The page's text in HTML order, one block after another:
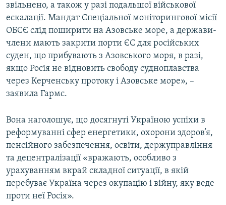
звільнено, а також у разі подальшої військової
ескалації. Мандат Спеціальної моніторингової місії
ОБСЄ слід поширити на Азовське море, а держави-
члени мають закрити порти ЄС для російських
суден, що прибувають з Азовського моря, в разі,
якщо Росія не відновить свободу судноплавства
через Керченську протоку і Азовське море», –
заявила Гармс.
Вона наголошує, що досягнуті Україною успіхи в
реформуванні сфер енергетики, охорони здоров’я,
пенсійного забезпечення, освіти, держуправління
та децентралізації «вражають, особливо з
урахуванням вкрай складної ситуації, в якій
перебуває Україна через окупацію і війну, яку веде
проти неї Росія».